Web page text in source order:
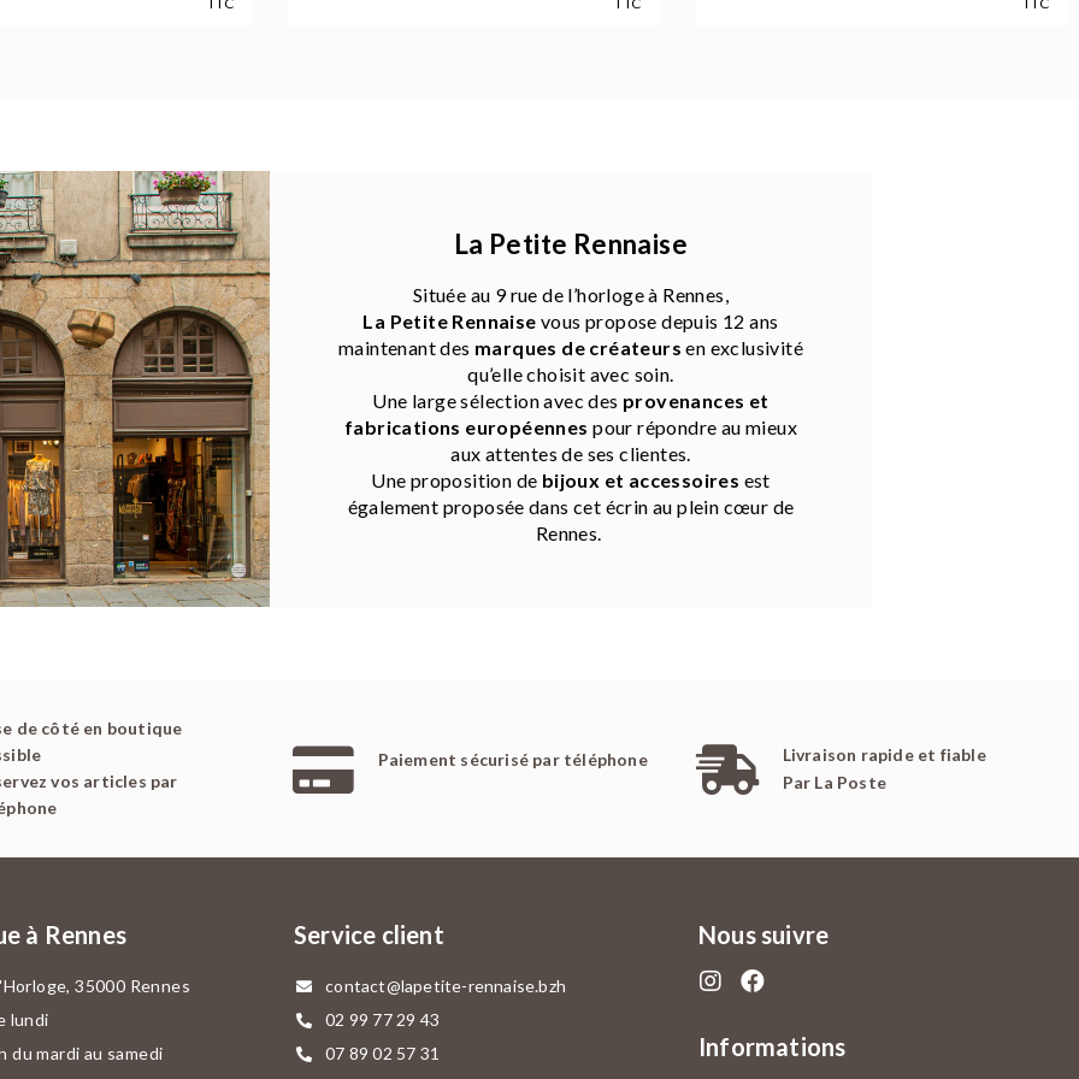
La Petite Rennaise
Située au 9 rue de l’horloge à Rennes,
La Petite Rennaise vous propose depuis 12 ans
maintenant des marques de créateurs en exclusivité
qu’elle choisit avec soin.
Une large sélection avec des provenances et
fabrications européennes pour répondre au mieux
aux attentes de ses clientes.
Une proposition de bijoux et accessoires est
également proposée dans cet écrin au plein cœur de
Rennes.
de côté en boutique
vos articles par
Paiement sécurisé par téléphone
Livraison rapide et fiable
Par La Poste
à Rennes
35000 Rennes
lundi
du mardi au samedi
Service client
contact@lapetite-rennaise.bzh
02 99 77 29 43
07 89 02 57 31
Nous suivre
Informations